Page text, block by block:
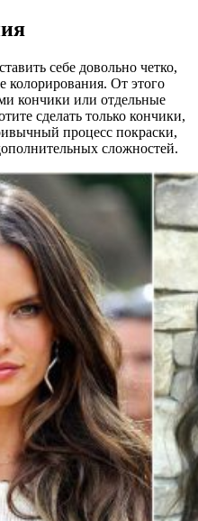
себе довольно четко,
колорирования. От этого
кончики или отдельные
сделать только кончики,
процесс покраски,
сложностей.